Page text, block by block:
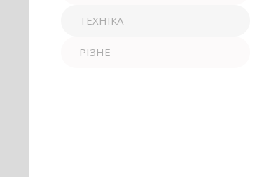
ТЕХНІКА
РІЗНЕ